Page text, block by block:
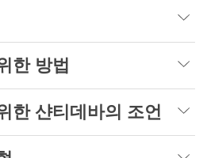
한 방법
한 샨티데바의 조언